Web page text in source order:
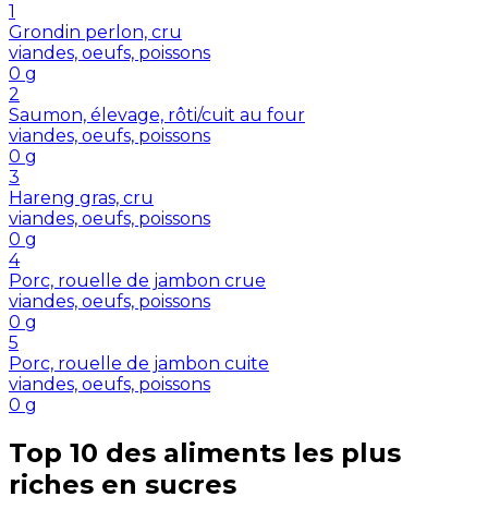
1
Grondin perlon, cru
viandes, oeufs, poissons
0 g
2
Saumon, élevage, rôti/cuit au four
viandes, oeufs, poissons
0 g
3
Hareng gras, cru
viandes, oeufs, poissons
0 g
4
Porc, rouelle de jambon crue
viandes, oeufs, poissons
0 g
5
Porc, rouelle de jambon cuite
viandes, oeufs, poissons
0 g
Top 10 des aliments les plus
riches en sucres